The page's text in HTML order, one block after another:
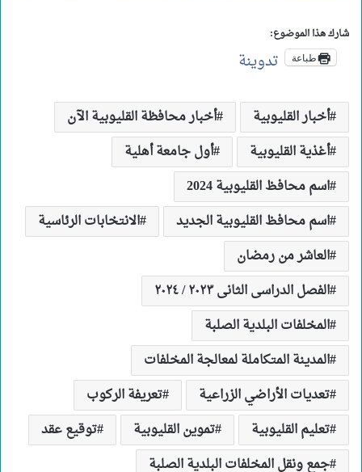
شارك هذا الموضوع:
طباعة تدوينة
أخبار القليوبية
أخبار محافظة القليوبية الآن
أغذية القليوبية
أول جامعة أهلية
اسم محافظ القليوبية 2024
اسم محافظ القليوبية الجديد
الانتخابات الرئاسية
العاشر من رمضان
الفصل الدراسى الثانى ٢٠٢٣ / ٢٠٢٤
المخلفات البلدية الصلبة
المدينة المتكاملة لمعالجة المخلفات
تعديات الأراضي الزراعية
تعريفة الركوب
تعليم القليوبية
تموين القليوبية
توقيع عقد
جمع ونقل المخلفات البلدية الصلبة